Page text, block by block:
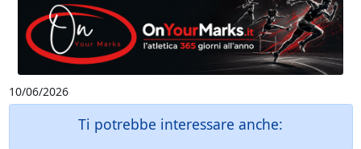
10/06/2026
Ti potrebbe interessare anche: